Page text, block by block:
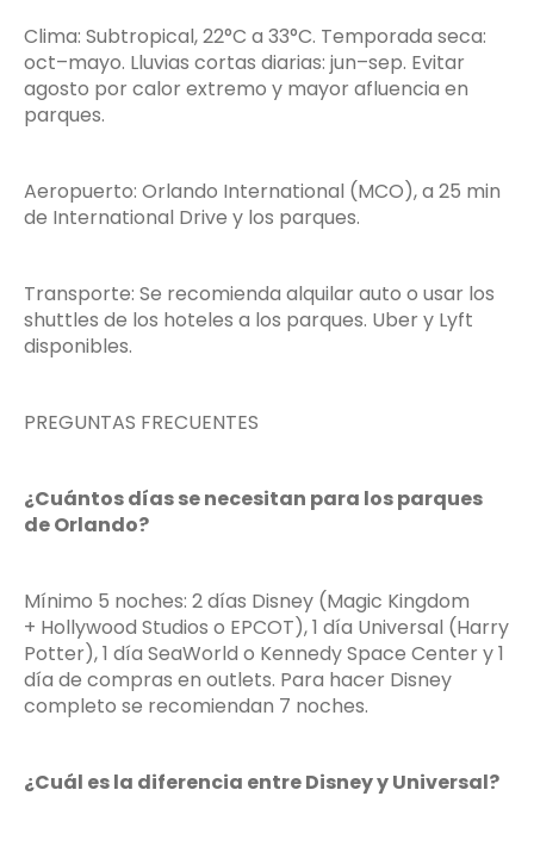
Clima: Subtropical, 22°C a 33°C. Temporada seca:
oct–mayo. Lluvias cortas diarias: jun–sep. Evitar
agosto por calor extremo y mayor afluencia en
parques.
Aeropuerto: Orlando International (MCO), a 25 min
de International Drive y los parques.
Transporte: Se recomienda alquilar auto o usar los
shuttles de los hoteles a los parques. Uber y Lyft
disponibles.
PREGUNTAS FRECUENTES
¿Cuántos días se necesitan para los parques
de Orlando?
Mínimo 5 noches: 2 días Disney (Magic Kingdom
+ Hollywood Studios o EPCOT), 1 día Universal (Harry
Potter), 1 día SeaWorld o Kennedy Space Center y 1
día de compras en outlets. Para hacer Disney
completo se recomiendan 7 noches.
¿Cuál es la diferencia entre Disney y Universal?